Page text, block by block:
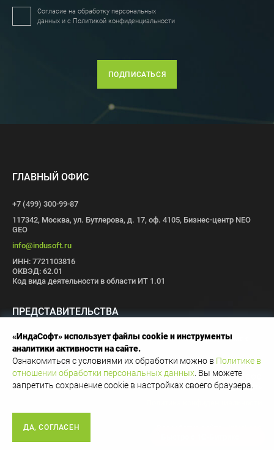
Согласие на обработку персональных
данных и с Политикой конфиденциальности
ПОДПИСАТЬСЯ
ГЛАВНЫЙ ОФИС
+7 (499) 300-99-87
117342, Москва, ул. Бутлерова, д. 17, оф. 4105, Бизнес-центр NEO
GEO
info@indusoft.ru
ИНН: 7721103816
ОКВЭД: 62.01
Код вида деятельности в области ИТ 1.01
ПРЕДСТАВИТЕЛЬСТВА
Москва Санкт-Петербург Пермь Иваново Волгоград
Томск
Иннополис
Copyright © 1996-2026 OOO
«ИндаСофт»
«ИндаСофт» использует файлы cookie и инструменты
аналитики активности на сайте.
Ознакомиться с условиями их обработки можно в Политике в
отношении обработки персональных данных . Вы можете
запретить сохранение cookie в настройках своего браузера.
ДА, СОГЛАСЕН